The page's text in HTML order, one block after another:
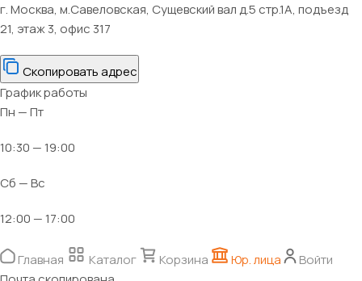
г. Москва, м.Савеловская, Сущевский вал д.5 стр.1А, подъезд
21, этаж 3, офис 317
Скопировать адрес
График работы
Пн — Пт
10:30 — 19:00
Сб — Вс
12:00 — 17:00
Главная Каталог Корзина Юр. лица
Войти